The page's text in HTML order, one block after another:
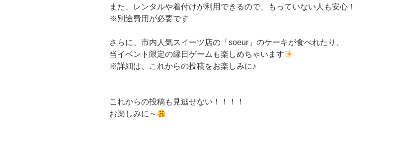
また、レンタルや着付けが利用できるので、もっていない人も安心！
※別途費用が必要です
さらに、市内人気スイーツ店の「soeur」のケーキが食べれたり、
当イベント限定の縁日ゲームも楽しめちゃいます
※詳細は、これからの投稿をお楽しみに♪
これからの投稿も見逃せない！！！！
お楽しみに～